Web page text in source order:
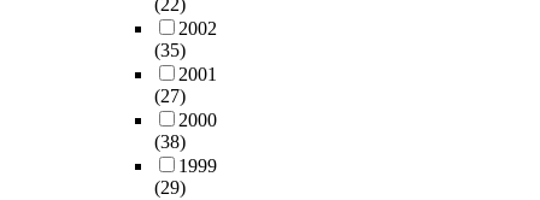
(22)
2002
(35)
2001
(27)
2000
(38)
1999
(29)